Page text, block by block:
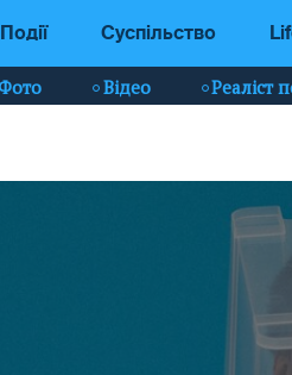
Події Суспільство
Відео Реаліст